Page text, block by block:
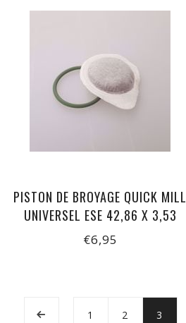
PISTON DE BROYAGE QUICK MILL
UNIVERSEL ESE 42,86 X 3,53
€6,95
1 2 3